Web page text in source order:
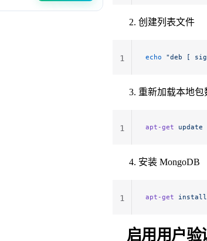
创建列表文件
echo "deb [
1
重新加载本地包
apt-get update
1
安装 MongoDB
apt-get install
1
启用用户验